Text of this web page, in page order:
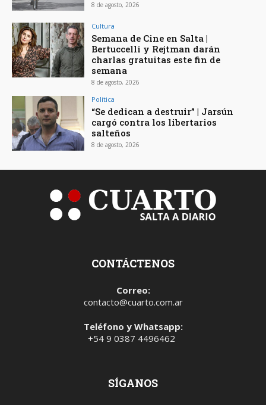
8 de agosto, 2026
Cultura
Semana de Cine en Salta |
Bertuccelli y Rejtman darán
charlas gratuitas este fin de
semana
8 de agosto, 2026
Política
“Se dedican a destruir” | Jarsún
cargó contra los libertarios
salteños
8 de agosto, 2026
CONTÁCTENOS
Correo:
contacto@cuarto.com.ar
Teléfono y Whatsapp:
+54 9 0387 4496462
SÍGANOS